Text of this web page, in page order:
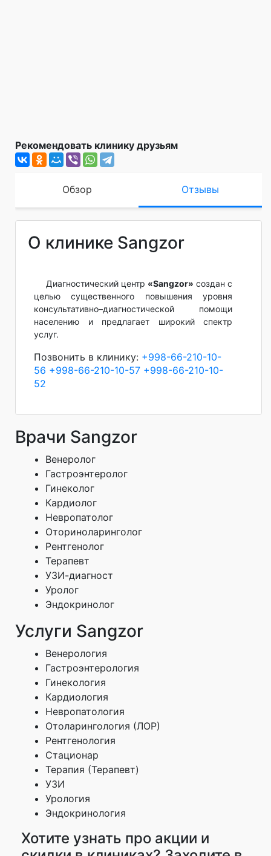
Рекомендовать клинику друзьям
Обзор Отзывы
О клинике Sangzor
Диагностический центр «Sangzor» создан с
целью существенного повышения уровня
консультативно–диагностической помощи
населению и предлагает широкий спектр
услуг.
Позвонить в клинику: +998-66-210-10-
56 +998-66-210-10-57 +998-66-210-10-
52
Врачи Sangzor
Венеролог
Гастроэнтеролог
Гинеколог
Кардиолог
Невропатолог
Оториноларинголог
Рентгенолог
Терапевт
УЗИ-диагност
Уролог
Эндокринолог
Услуги Sangzor
Венерология
Гастроэнтерология
Гинекология
Кардиология
Невропатология
Отоларингология (ЛОР)
Рентгенология
Стационар
Терапия (Терапевт)
УЗИ
Урология
Эндокринология
Хотите узнать про акции и